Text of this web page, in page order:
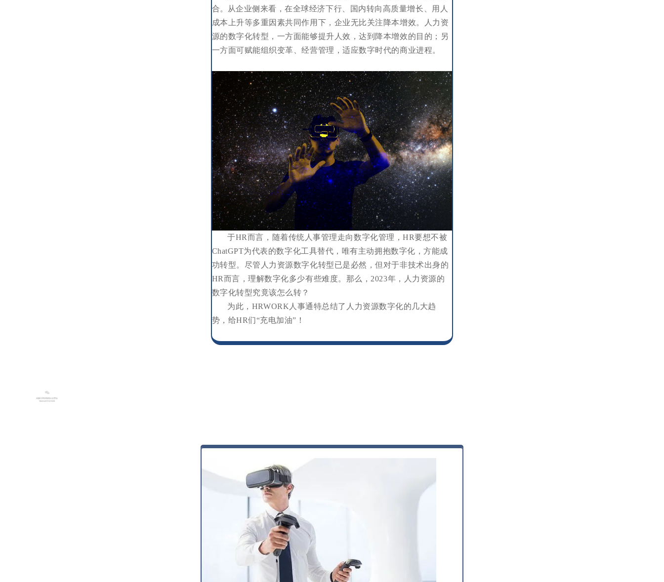
合。
从企业侧来看，在全球经济下行、国内转向高质量增长、用人
成本上升等多重因素共同作用下，企业无比关注降本增效。
人力资
源的数字化转型，一方面能够提升人效，达到降本增效的目的；另
一方面可赋能组织变革、经营管理，适应数字时代的商业进程。
于HR而言，随着传统人事管理走向数字化管理，HR要想不被
ChatGPT为代表的数字化工具替代，唯有主动拥抱数字化，方能成
功转型。 尽管人力资源数字化转型已是必然，但对于非技术出身的
HR而言，理解数字化多少有些难度。 那么，2023年，人力资源的
数字化转型究竟该怎么转？
为此，HRWORK人事通特总结了人力资源数字化的几大趋
势，给HR们“充电加油”！